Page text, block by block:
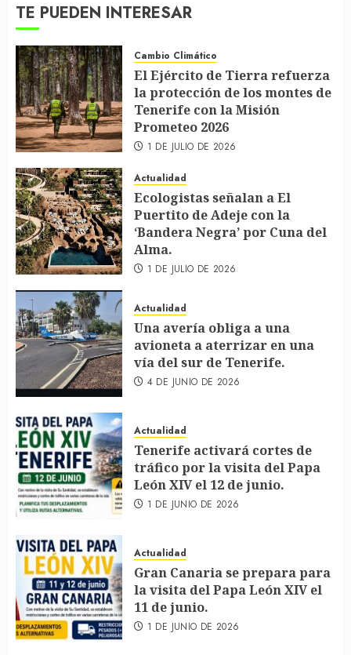
TE PUEDEN INTERESAR
Cambio Climático
El Ejército de Tierra refuerza
la protección de los montes de
Tenerife con la Misión
Prometeo 2026
1 DE JULIO DE 2026
Actualidad
Ecologistas señalan a El
Puertito de Adeje con la
‘Bandera Negra’ por Cuna del
Alma.
1 DE JULIO DE 2026
Actualidad
Una avería obliga a una
avioneta a aterrizar en una
vía del sur de Tenerife.
4 DE JUNIO DE 2026
Actualidad
Tenerife activará cortes de
tráfico por la visita del Papa
León XIV el 12 de junio.
1 DE JUNIO DE 2026
Actualidad
Gran Canaria se prepara para
la visita del Papa León XIV el
11 de junio.
1 DE JUNIO DE 2026